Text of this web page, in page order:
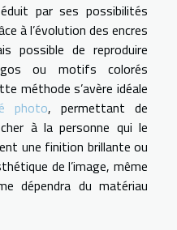
par ses possibilités
à l’évolution des encres
possible de reproduire
ou motifs colorés
méthode s’avère idéale
photo, permettant de
à la personne qui le
une finition brillante ou
de l’image, même
dépendra du matériau